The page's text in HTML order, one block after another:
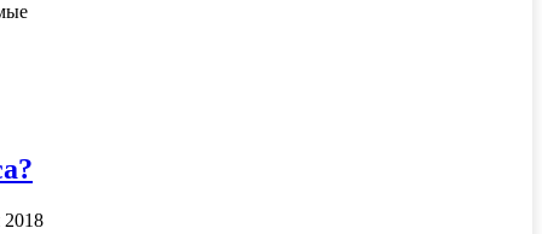
2018